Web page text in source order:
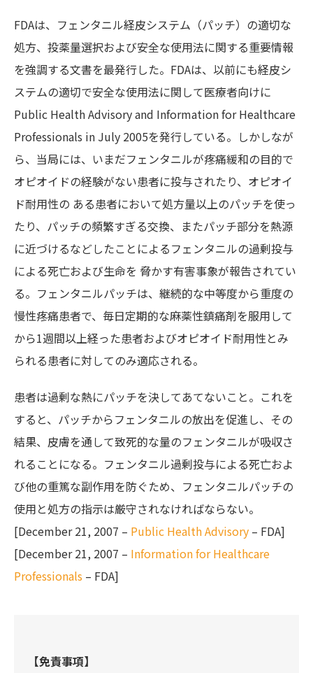
FDAは、フェンタニル経皮システム（パッチ）の適切な
処方、投薬量選択および安全な使用法に関する重要情報
を強調する文書を最発行した。FDAは、以前にも経皮シ
ステムの適切で安全な使用法に関して医療者向けに
Public Health Advisory and Information for Healthcare
Professionals in July 2005を発行している。しかしなが
ら、当局には、いまだフェンタニルが疼痛緩和の目的で
オピオイドの経験がない患者に投与されたり、オピオイ
ド耐用性の ある患者において処方量以上のパッチを使っ
たり、パッチの頻繁すぎる交換、またパッチ部分を熱源
に近づけるなどしたことによるフェンタニルの過剰投与
による死亡および生命を 脅かす有害事象が報告されてい
る。フェンタニルパッチは、継続的な中等度から重度の
慢性疼痛患者で、毎日定期的な麻薬性鎮痛剤を服用して
から1週間以上経った患者およびオピオイド耐用性とみ
られる患者に対してのみ適応される。
患者は過剰な熱にパッチを決してあてないこと。これを
すると、パッチからフェンタニルの放出を促進し、その
結果、皮膚を通して致死的な量のフェンタニルが吸収さ
れることになる。フェンタニル過剰投与による死亡およ
び他の重篤な副作用を防ぐため、フェンタニルパッチの
使用と処方の指示は厳守されなければならない。
[December 21, 2007 – Public Health Advisory – FDA]
[December 21, 2007 – Information for Healthcare
Professionals – FDA]
【免責事項】